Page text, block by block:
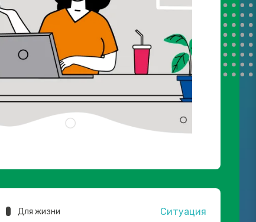
Для жизни Ситуация